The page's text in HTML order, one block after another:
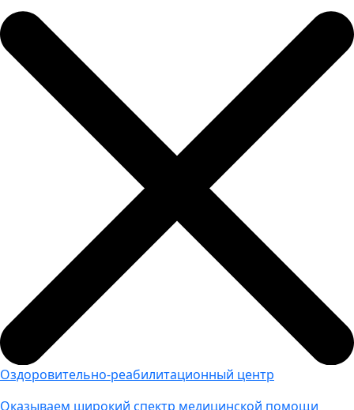
Оздоровительно-реабилитационный центр
Оказываем широкий спектр медицинской помощи